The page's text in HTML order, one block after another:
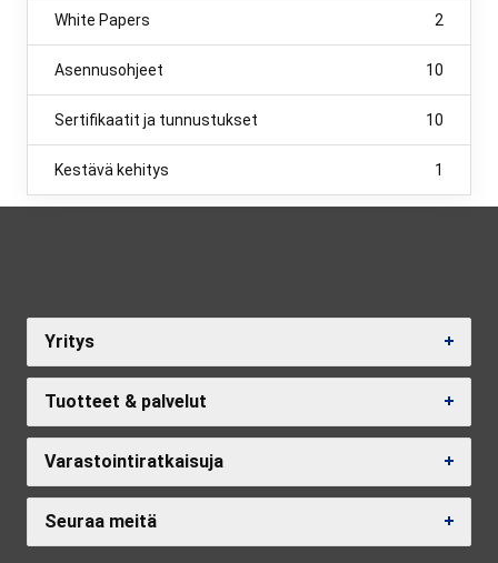
White Papers 2
Asennusohjeet 10
Sertifikaatit ja tunnustukset 10
Kestävä kehitys 1
Yritys
Tuotteet & palvelut
Varastointiratkaisuja
Seuraa meitä